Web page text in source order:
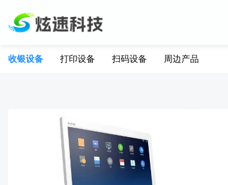
收银设备 打印设备 扫码设备 周边产品